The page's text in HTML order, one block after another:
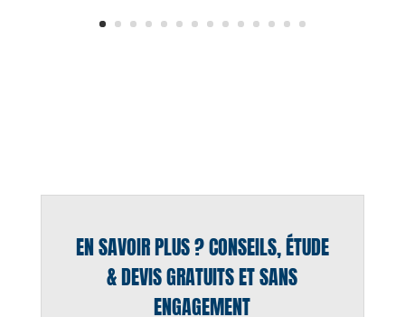
EN SAVOIR PLUS ? CONSEILS, ÉTUDE
& DEVIS GRATUITS ET SANS
ENGAGEMENT